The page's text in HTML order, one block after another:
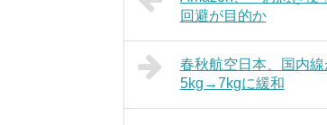
回避が目的か
春秋航空日本、国内
5kg→7kgに緩和